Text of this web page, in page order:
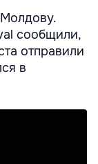
сообщили,
отправили
в